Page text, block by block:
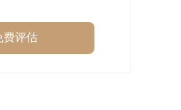
费评估